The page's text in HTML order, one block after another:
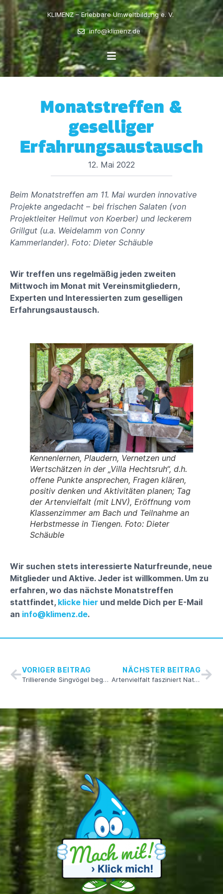
KLIMENZ – Erlebbare Umweltbildung e. V.
info@klimenz.de
Monatstreffen &
geselliger
Erfahrungsaustausch
12. Mai 2022
Beim Monatstreffen am 11. Mai wurden innovative
Projekte angedacht – bei frischen Salaten (von
Projektleiter Hellmut von Koerber) und leckerem
Grillgut (u.a. Weidelamm von Conny
Kammerlander). Foto: Dieter Schäuble
Wir treffen uns regelmäßig jeden zweiten
Mittwoch im Monat mit Vereinsmitgliedern,
Experten und Interessierten zum geselligen
Erfahrungsaustausch.
Kennenlernen, Plaudern, Vernetzen und
Wertschätzen in der „Villa Hechtsruh“, d.h.
offene Punkte ansprechen, Fragen klären,
positiv denken und Aktivitäten planen; Tag
der Artenvielfalt (mit LNV), Eröffnung vom
Klassenzimmer am Bach und Teilnahme an
Herbstmesse in Tiengen. Foto: Dieter
Schäuble
Wir suchen stets interessierte Naturfreunde, neue
Mitglieder und Aktive. Jeder ist willkommen. Um zu
erfahren, wo das nächste Monatstreffen
stattfindet, klicke hier und melde Dich per E-Mail
an info@klimenz.de.
VORIGER BEITRAG
Trillierende Singvögel begeistern Frühaufsteher in Krenkingen
NÄCHSTER BEITRAG
Artenvielfalt fasziniert Naturfotografen